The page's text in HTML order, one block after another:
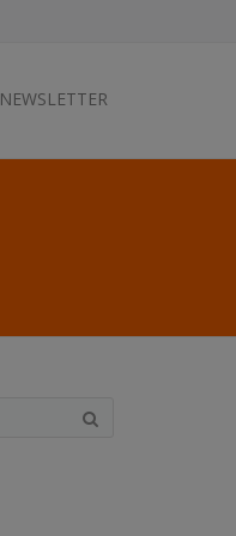
NEWSLETTER